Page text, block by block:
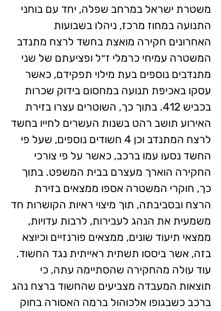
משטרת ישראל במרחב שפלה, יחד עם בוחני
התנועה במחוז מרכז, ניהלו בשבועות
האחרונים חקירה מואצת בחשד לרצח מתנדב
המשטרה עמיחי כרמלי ז״ל ופציעתם של שני
מתנדבים נוספים בעת מילוי תפקידם, כאשר
עסקו באכיפת תנועה במחסום בידוק שכרות
בכביש 412. בתוך כך, השוטרים עצרו בזירת
האירוע תושב רהט בשנות העשרים לחייו בחשד
לרצח המתנדב וכן 4 חשודים נוספים, שעל פי
החשד נסעו עמו ברכב, כאשר על פי צורכי
החקירה הוארך מעצרם בבית המשפט. בתוך
כך, חוקרי המשטרה אספו ממצאים בזירת
הרצח ובסביבתה, תוך מיצוי ראיות הקושרות חד
משמעית את הנהג לעבירות, לרבות עדויות,
ממצאי תיעוד שונים, ממצאים פורנזיים וכיוצא
בזה, אשר ביססו תשתית ראייתית נגד החשוד.
עוד עולה מהחקירה שהסתיימה עתה, כי
תוצאות המעבדה מצביעים שהחשוד ברצח נהג
ברכב כשבגופו אלכוהול ברמה האסורה בחוק